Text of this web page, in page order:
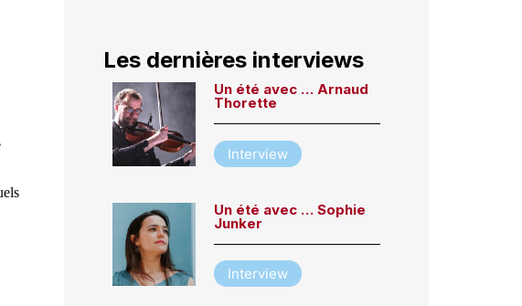
Les dernières interviews
Un été avec … Arnaud
Thorette
Interview
Un été avec … Sophie
Junker
Interview